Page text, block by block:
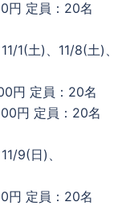
円 定員：20名
1(土)、11/8(土)、
円 定員：20名
円 定員：20名
9(日)、
円 定員：20名